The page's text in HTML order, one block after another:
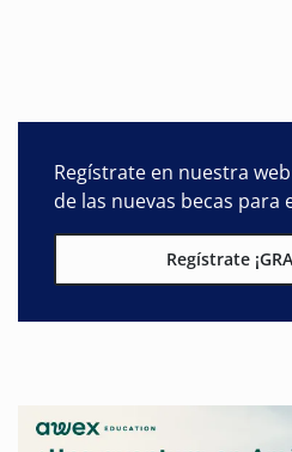
Regístrate en nuestra
de las nuevas becas para
Regístrate